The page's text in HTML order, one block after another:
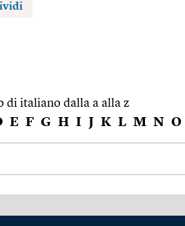
di italiano dalla a alla z
E F G H I J K L M N O